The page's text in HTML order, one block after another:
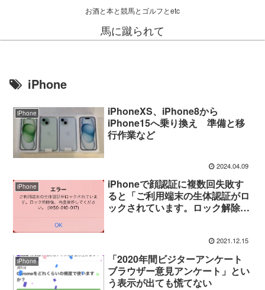
お酒と本と競馬とゴルフとetc
馬に蹴られて
iPhone
iPhone
iPhoneXS、iPhone8から
iPhone15へ乗り換え 準備と移
行作業など
2024.04.09
iPhone
iPhoneで顔認証に複数回失敗す
ると「ご利用端末の生体認証がロ
ックされています。ロック解除
2021.12.15
iPhone
「2020年間ビジターアンケート
ブラウザー意見アンケート」とい
う表示が出ても慌てない